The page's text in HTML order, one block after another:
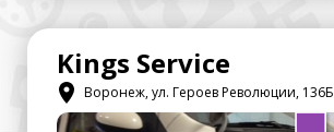
Kings Service
Воронеж, ул. Героев Революции, 136Б